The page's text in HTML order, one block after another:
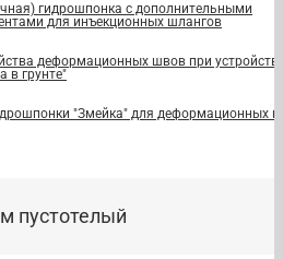
гидрошпонка с дополнительными
для инъекционных шлангов
деформационных швов при
в грунте"
"Змейка" для деформационных и
пустотелый